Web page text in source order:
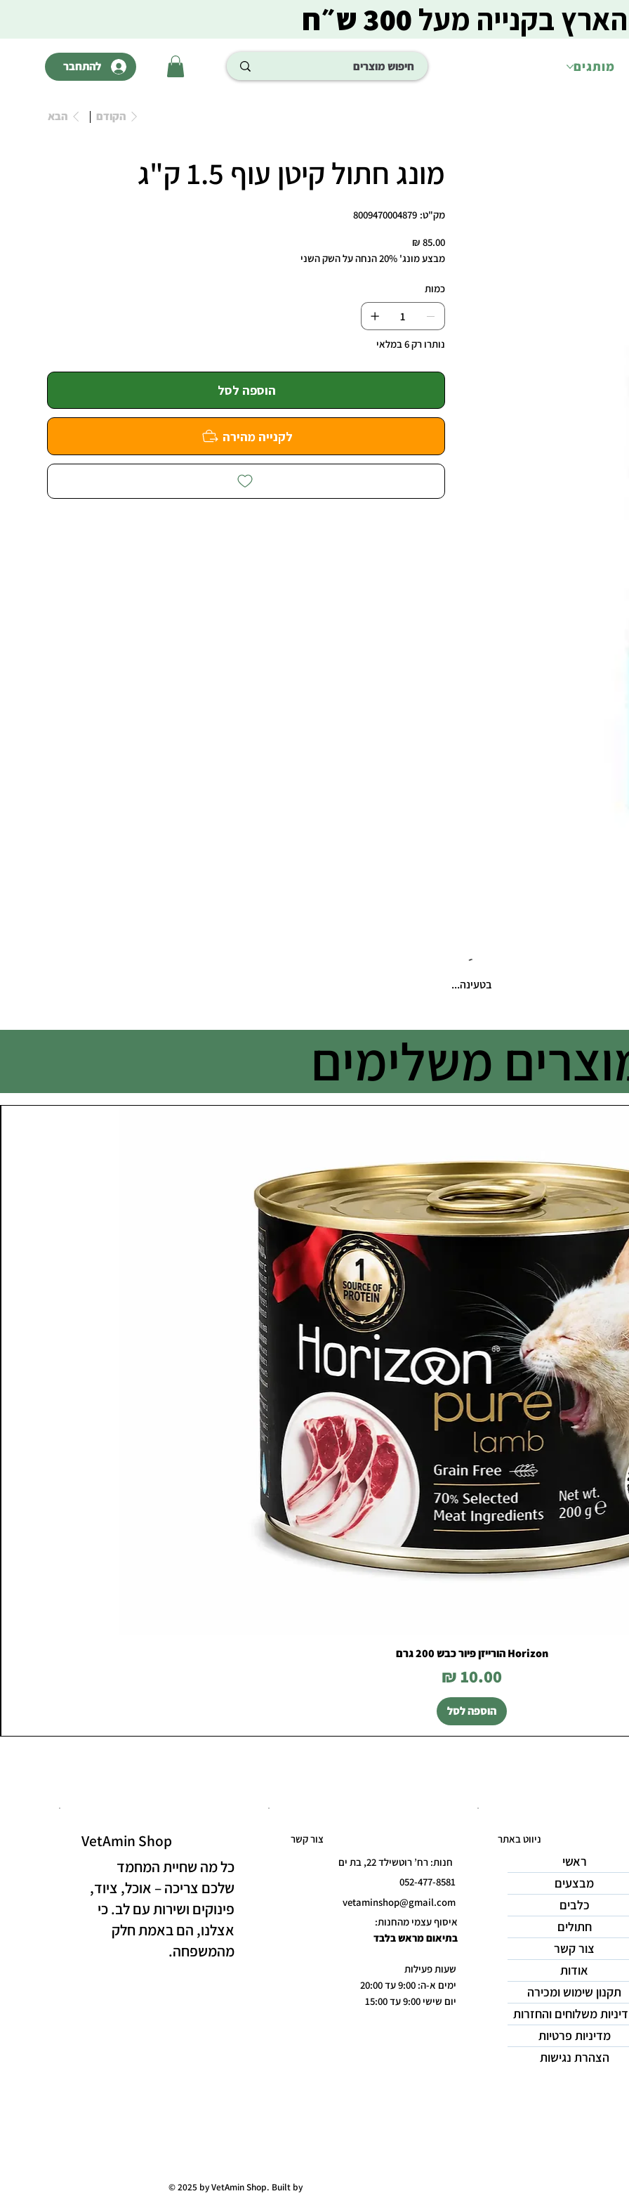
מותגים להתחבר
בקנייה מעל300 ש״ח
הקודם הבא
מונג חתול קיטן עוף 1.5 ק"ג
מק"ט:
מק"ט
8009470004879
8009470004879
מחיר
‏85.00 ‏₪
מבצע מונג' 20% הנחה על השק השני
כמות
נותרו רק 6 במלאי
הוספה לסל
לקנייה מהירה
בטעינה...
משלימים
Horizon הורייזן פיור כבש 200 גרם
מחיר
הוספה לסל
VetAmin Shop
כל מה שחיית המחמד
שלכם צריכה – אוכל, ציוד,
פינוקים ושירות עם לב. כי
אצלנו, הם באמת חלק
מהמשפחה.
חנות: רח’ רוטשילד 22, בת ים
052-477-8581
vetaminshop@gmail.com
איסוף עצמי מהחנות:
בתיאום מראש בלבד
שעות פעילות
ימים א-ה: 9:00 עד 20:00
יום שישי 9:00 עד 15:00
צור קשר ניווט באתר
ראשי
מבצעים
כלבים
חתולים
צור קשר
אודות
תקנון שימוש ומכירה
משלוחים והחזרות
מדיניות פרטיות
הצהרת נגישות
© 2025 by VetAmin Shop. Built by